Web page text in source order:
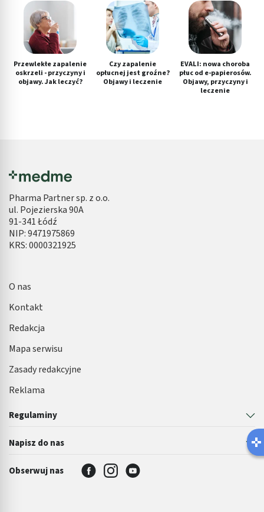
Przewlekłe zapalenie
oskrzeli - przyczyny i
objawy. Jak leczyć?
Czy zapalenie
opłucnej jest groźne?
Objawy i leczenie
EVALI: nowa choroba
płuc od e-papierosów.
Objawy, przyczyny i
leczenie
Pharma Partner sp. z o.o.
ul. Pojezierska 90A
91-341 Łódź
NIP: 9471975869
KRS: 0000321925
Regulaminy
Napisz do nas
O nas
Kontakt
Redakcja
Mapa serwisu
Zasady redakcyjne
Reklama
Obserwuj nas